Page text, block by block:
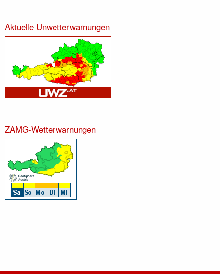
Aktuelle Unwetterwarnungen
ZAMG-Wetterwarnungen